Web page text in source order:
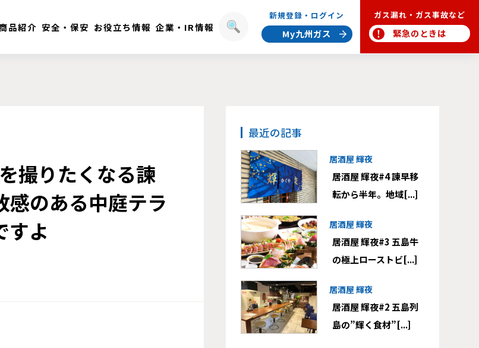
品紹介 安全・保安 お役立ち情報 企業・IR情報
新規登録・ログイン
My九州ガス
ガス漏れ・ガス事故など
緊急のときは
撮りたくなる諫
感のある中庭テラ
すよ
最近の記事
居酒屋 輝夜
居酒屋 輝夜#4 諫早移
転から半年。地域[...]
居酒屋 輝夜
居酒屋 輝夜#3 五島牛
の極上ローストビ[...]
居酒屋 輝夜
居酒屋 輝夜#2 五島列
島の”輝く食材”[...]